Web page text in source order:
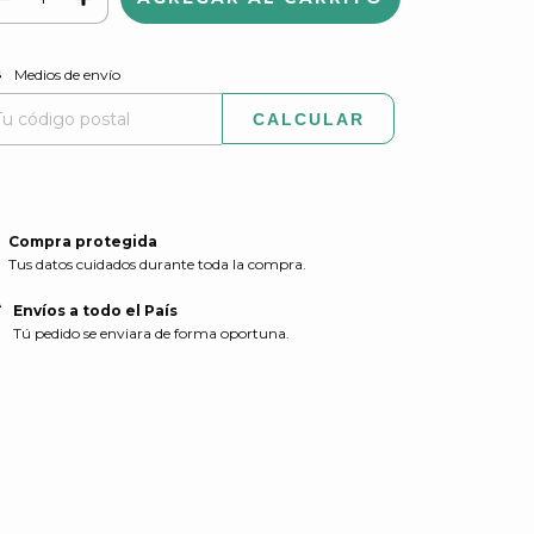
para el CP:
Medios de envío
CALCULAR
Compra protegida
Tus datos cuidados durante toda la compra.
Envíos a todo el País
Tú pedido se enviara de forma oportuna.